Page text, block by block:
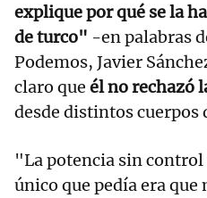
explique por qué se la
de turco" -en palabras
Podemos, Javier
claro que él no rechazó
desde distintos cuerpos
"La potencia sin control
único que pedía era que